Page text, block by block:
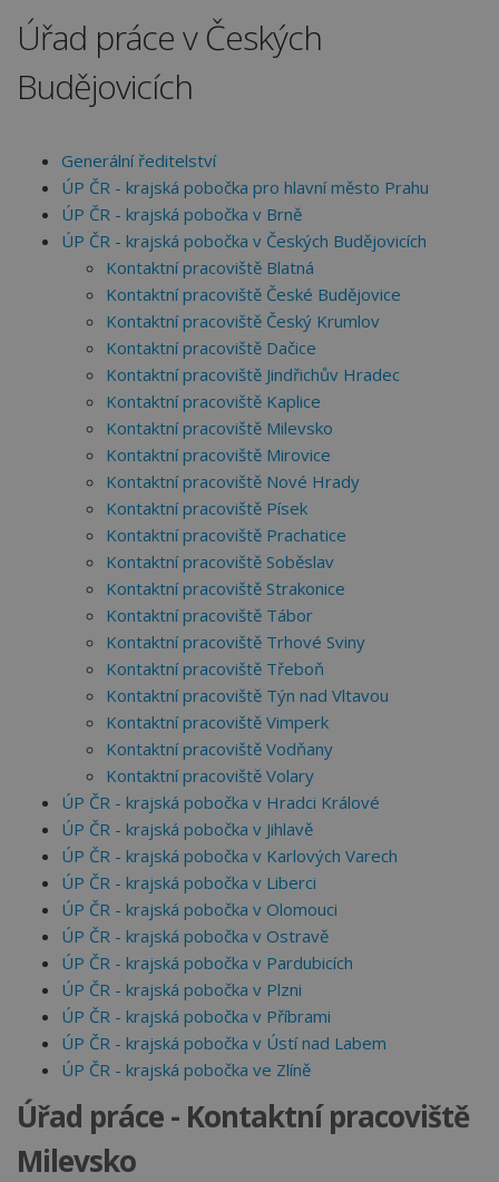
Úřad práce v Českých
Budějovicích
Generální ředitelství
ÚP ČR - krajská pobočka pro hlavní město Prahu
ÚP ČR - krajská pobočka v Brně
ÚP ČR - krajská pobočka v Českých Budějovicích
Kontaktní pracoviště Blatná
Kontaktní pracoviště České Budějovice
Kontaktní pracoviště Český Krumlov
Kontaktní pracoviště Dačice
Kontaktní pracoviště Jindřichův Hradec
Kontaktní pracoviště Kaplice
Kontaktní pracoviště Milevsko
Kontaktní pracoviště Mirovice
Kontaktní pracoviště Nové Hrady
Kontaktní pracoviště Písek
Kontaktní pracoviště Prachatice
Kontaktní pracoviště Soběslav
Kontaktní pracoviště Strakonice
Kontaktní pracoviště Tábor
Kontaktní pracoviště Trhové Sviny
Kontaktní pracoviště Třeboň
Kontaktní pracoviště Týn nad Vltavou
Kontaktní pracoviště Vimperk
Kontaktní pracoviště Vodňany
Kontaktní pracoviště Volary
ÚP ČR - krajská pobočka v Hradci Králové
ÚP ČR - krajská pobočka v Jihlavě
ÚP ČR - krajská pobočka v Karlových Varech
ÚP ČR - krajská pobočka v Liberci
ÚP ČR - krajská pobočka v Olomouci
ÚP ČR - krajská pobočka v Ostravě
ÚP ČR - krajská pobočka v Pardubicích
ÚP ČR - krajská pobočka v Plzni
ÚP ČR - krajská pobočka v Příbrami
ÚP ČR - krajská pobočka v Ústí nad Labem
ÚP ČR - krajská pobočka ve Zlíně
Úřad práce - Kontaktní pracoviště
Milevsko